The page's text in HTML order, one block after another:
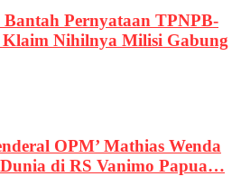
Pernyataan TPNPB-
Klaim Nihilnya Milisi Gabung
OPM’ Mathias Wenda
di RS Vanimo Papua…